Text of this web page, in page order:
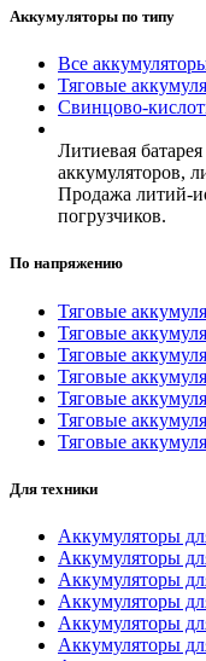
Аккумуляторы по типу
Все
Тяговые
Свинцово-
Литиевая
аккумуляторов,
Продажа литий-
погрузчиков.
По напряжению
Тяговые
Тяговые
Тяговые
Тяговые
Тяговые
Тяговые
Тяговые
Для техники
Аккумуляторы
Аккумуляторы
Аккумуляторы
Аккумуляторы
Аккумуляторы
Аккумуляторы